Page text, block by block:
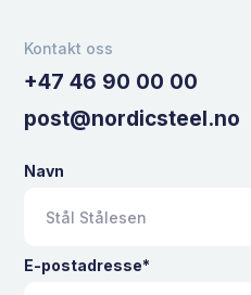
Kontakt oss
+47 46 90 00 00
post@nordicsteel.no
Navn
E-postadresse*